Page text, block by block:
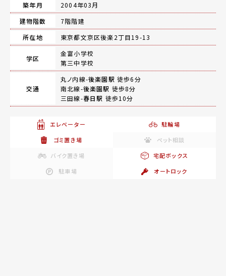
築年月
2004年03月
建物階数
7階階建
所在地
東京都文京区後楽2丁目19-13
学区
金富小学校
第三中学校
交通
丸ノ内線-後楽園駅 徒歩6分
南北線-後楽園駅 徒歩8分
三田線-春日駅 徒歩10分
エレベーター
駐輪場
ゴミ置き場
ペット相談
バイク置き場
宅配ボックス
駐車場
オートロック